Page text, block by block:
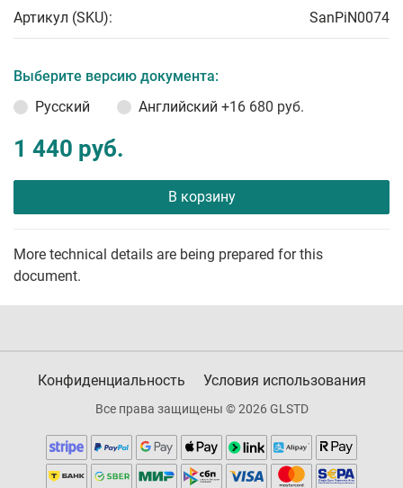
Артикул (SKU): SanPiN0074
Выберите версию документа:
Русский
Английский +16 680 руб.
1 440 руб.
В корзину
More technical details are being prepared for this
document.
Конфиденциальность Условия использования
Все права защищены © 2026 GLSTD